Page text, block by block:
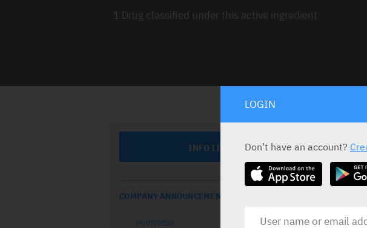
1 Drug classified under this active ingredient
INFO LINE
COMPANY ANNOUNCEMENTS
29/07/2026
CTS
LOGIN
Don’t have an account?